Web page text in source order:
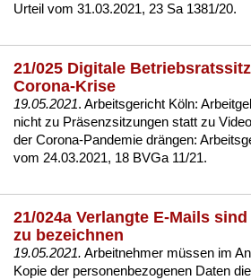
Ur­teil vom 31.03.2021, 23 Sa 1381/20.
21/025 Digitale
Corona-Krise
19.05.2021. Ar­beits­ge­richt Köln:
nicht zu Präsenz­sit­zun­gen statt zu
der Co­ro­na-Pan­de­mie drängen:
vom 24.03.2021, 18 BV­Ga 11/21.
21/024a Verlangte E-Mails
zu bezeichnen
19.05.2021. Ar­beit­neh­mer müssen im
Ko­pie der per­so­nen­be­zo­ge­nen Da­ten die